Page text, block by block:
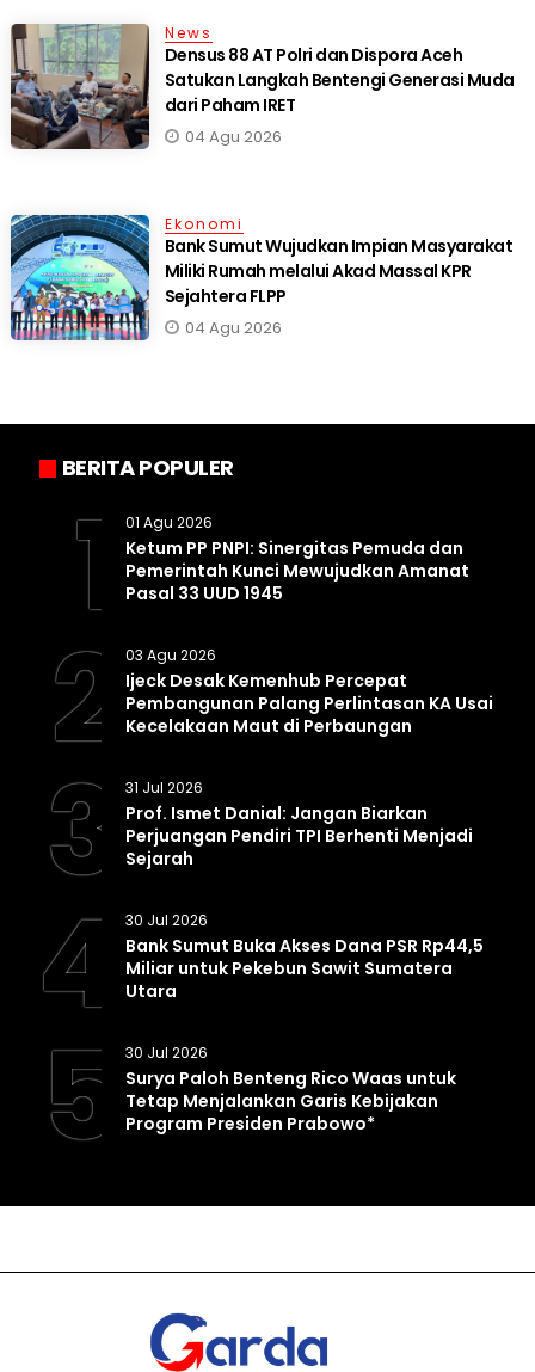
News
Densus 88 AT Polri dan Dispora Aceh
Satukan Langkah Bentengi Generasi Muda
dari Paham IRET
04 Agu 2026
Ekonomi
Bank Sumut Wujudkan Impian Masyarakat
Miliki Rumah melalui Akad Massal KPR
Sejahtera FLPP
04 Agu 2026
BERITA POPULER
1 01 Agu 2026
Ketum PP PNPI: Sinergitas Pemuda dan
Pemerintah Kunci Mewujudkan Amanat
Pasal 33 UUD 1945
2 03 Agu 2026
Ijeck Desak Kemenhub Percepat
Pembangunan Palang Perlintasan KA Usai
Kecelakaan Maut di Perbaungan
3 31 Jul 2026
Prof. Ismet Danial: Jangan Biarkan
Perjuangan Pendiri TPI Berhenti Menjadi
Sejarah
4 30 Jul 2026
Bank Sumut Buka Akses Dana PSR Rp44,5
Miliar untuk Pekebun Sawit Sumatera
Utara
5 30 Jul 2026
Surya Paloh Benteng Rico Waas untuk
Tetap Menjalankan Garis Kebijakan
Program Presiden Prabowo*